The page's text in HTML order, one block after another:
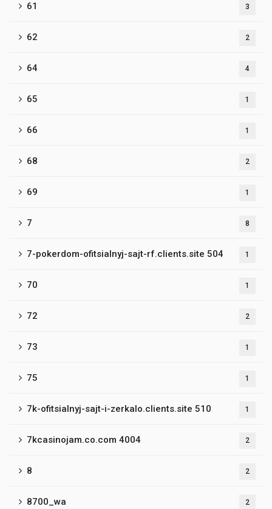
61 3
62 2
64 4
65 1
66 1
68 2
69 1
7 8
7-pokerdom-ofitsialnyj-sajt-rf.clients.site 504 1
70 1
72 2
73 1
75 1
7k-ofitsialnyj-sajt-i-zerkalo.clients.site 510 1
7kcasinojam.co.com 4004 2
8 2
8700_wa 2